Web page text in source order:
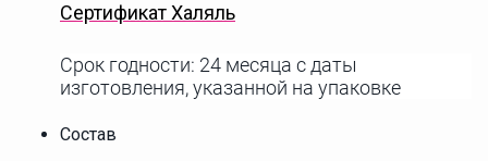
Сертификат Халяль
Срок годности: 24 месяца с даты
изготовления, указанной на упаковке
Состав